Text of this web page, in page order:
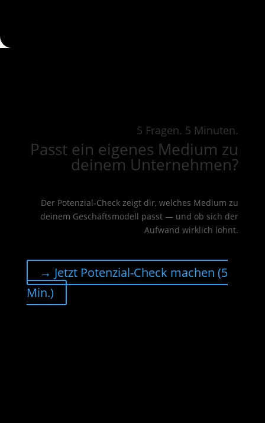
5 Fragen. 5 Minuten.
Passt ein eigenes Medium zu
deinem Unternehmen?
Der Potenzial-Check zeigt dir, welches Medium zu
deinem Geschäftsmodell passt — und ob sich der
Aufwand wirklich lohnt.
→ Jetzt Potenzial-Check machen (5
Min.)